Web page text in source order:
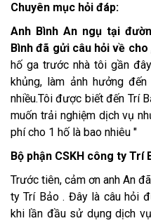
Chuyên mục hỏi đáp:
Anh Bình An ngụ tại
Bình đã gửi câu hỏi về cho
hố ga trước nhà tôi gần
khủng, làm ảnh hưởng
nhiều.Tôi được biết đến Trí
muốn trải nghiệm dịch vụ
phí cho 1 hố là bao nhiêu "
Bộ phận CSKH công ty
Trước tiên, cảm ơn anh An
ty Trí Bảo . Đây là câu hỏi
khi lần đầu sử dụng dịch